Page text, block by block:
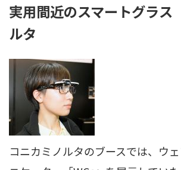
実用間近のスマートグラ
ルタ
コニカミノルタのブースでは、ウ